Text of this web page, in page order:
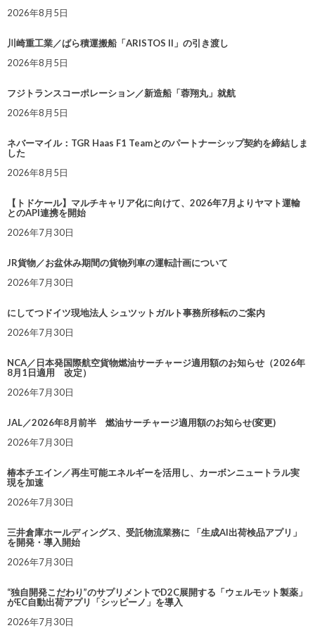
2026年8月5日
川崎重工業／ばら積運搬船「ARISTOS II」の引き渡し
2026年8月5日
フジトランスコーポレーション／新造船「蓉翔丸」就航
2026年8月5日
ネバーマイル：TGR Haas F1 Teamとのパートナーシップ契約を締結しま
した
2026年8月5日
【トドケール】マルチキャリア化に向けて、2026年7月よりヤマト運輸
とのAPI連携を開始
2026年7月30日
JR貨物／お盆休み期間の貨物列車の運転計画について
2026年7月30日
にしてつドイツ現地法人 シュツットガルト事務所移転のご案内
2026年7月30日
NCA／日本発国際航空貨物燃油サーチャージ適用額のお知らせ（2026年
8月1日適用 改定）
2026年7月30日
JAL／2026年8月前半 燃油サーチャージ適用額のお知らせ(変更)
2026年7月30日
椿本チエイン／再生可能エネルギーを活用し、カーボンニュートラル実
現を加速
2026年7月30日
三井倉庫ホールディングス、受託物流業務に 「生成AI出荷検品アプリ」
を開発・導入開始
2026年7月30日
“独自開発こだわり”のサプリメントでD2C展開する「ウェルモット製薬」
がEC自動出荷アプリ「シッピーノ」を導入
2026年7月30日